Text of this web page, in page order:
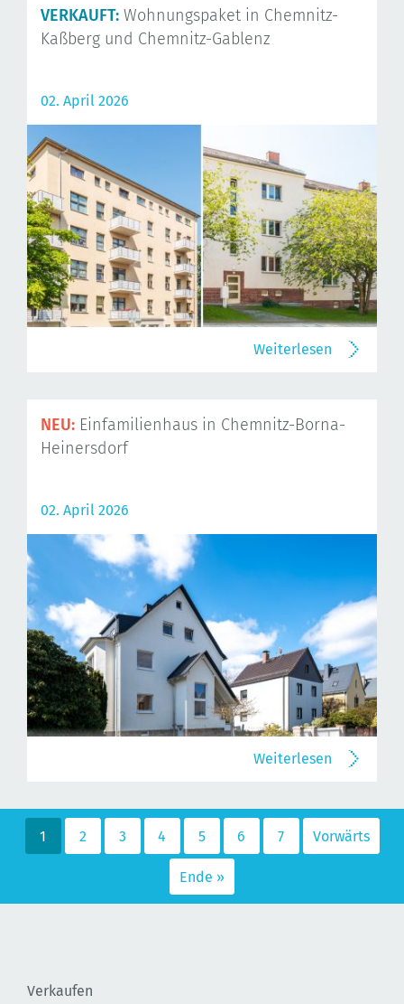
VERKAUFT: Wohnungspaket in Chemnitz-
Kaßberg und Chemnitz-Gablenz
02. April 2026
Weiterlesen
NEU: Einfamilienhaus in Chemnitz-Borna-
Heinersdorf
02. April 2026
Weiterlesen
1 2 3 4 5 6 7 Vorwärts
Ende »
Verkaufen